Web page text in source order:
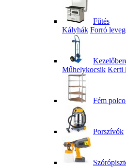
Fűtés
Kályhák Forró
Műhelykocsik Kerti
Fém
Porszívók